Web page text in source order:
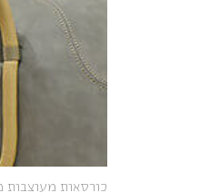
כורסאות מעוצבות